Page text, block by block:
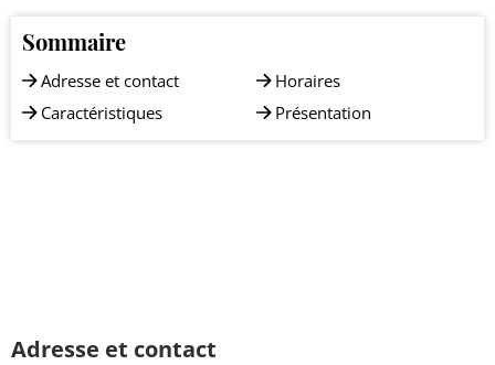
Sommaire
Adresse et contact
Caractéristiques
Horaires
Présentation
Adresse et contact